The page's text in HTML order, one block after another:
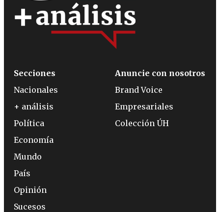
Secciones
Nacionales
+ análisis
Política
Economía
Mundo
País
Opinión
Sucesos
Anuncie con nosotros
Brand Voice
Empresariales
Colección ÚH